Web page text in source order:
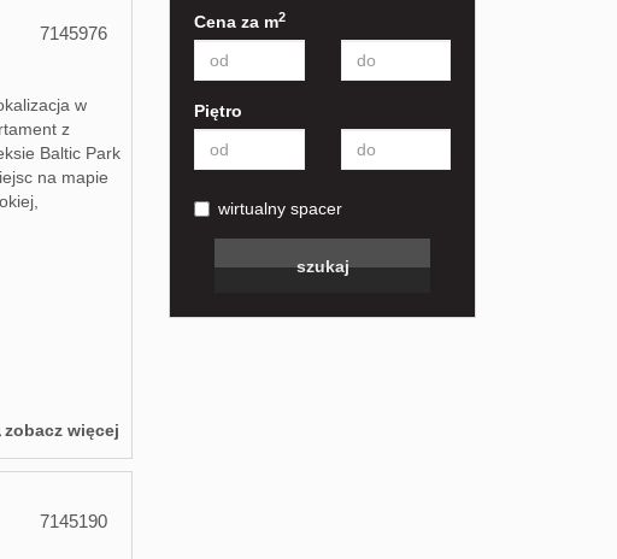
7145976
w
z
Baltic Park
na mapie
zobacz więcej
7145190
Cena za m2
Piętro
wirtualny spacer